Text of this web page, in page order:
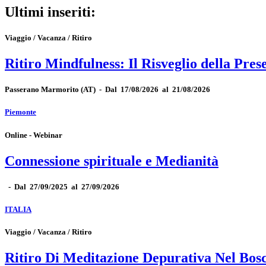
Ultimi inseriti:
Viaggio / Vacanza / Ritiro
Ritiro Mindfulness: Il Risveglio della
Passerano Marmorito (AT) - Dal 17/08/2026 al 21/08/2026
Piemonte
Online - Webinar
Connessione spirituale e Medianità
- Dal 27/09/2025 al 27/09/2026
ITALIA
Viaggio / Vacanza / Ritiro
Ritiro Di Meditazione Depurativa Nel